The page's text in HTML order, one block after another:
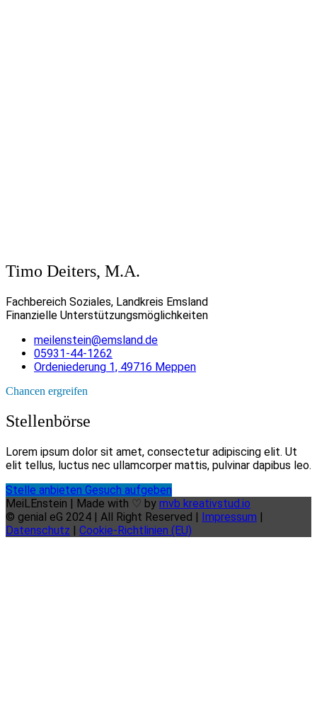
Timo Deiters, M.A.
Fachbereich Soziales, Landkreis Emsland
Finanzielle Unterstützungsmöglichkeiten
meilenstein@emsland.de
05931-44-1262
Ordeniederung 1, 49716 Meppen
Chancen ergreifen
Stellenbörse
Lorem ipsum dolor sit amet, consectetur adipiscing elit. Ut
elit tellus, luctus nec ullamcorper mattis, pulvinar dapibus leo.
Stelle anbieten Gesuch aufgeben
MeiLEnstein | Made with ♡ by mvb kreativstud.io
© genial eG 2024 | All Right Reserved | Impressum |
Datenschutz | Cookie-Richtlinien (EU)